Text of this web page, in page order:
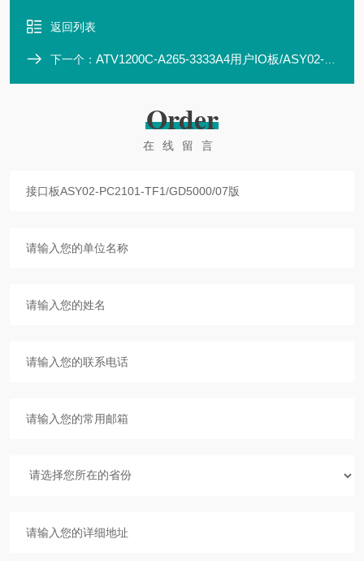
返回列表
下一个： ATV1200C-A265-3333A4用户IO板/ASY02-PC2101-TF5/GD5000/07版
Order
在线留言